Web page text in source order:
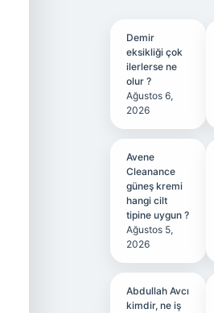
Demir
eksikliği çok
ilerlerse ne
olur ?
Ağustos 6,
2026
Avene
Cleanance
güneş kremi
hangi cilt
tipine uygun ?
Ağustos 5,
2026
Abdullah Avcı
kimdir, ne iş